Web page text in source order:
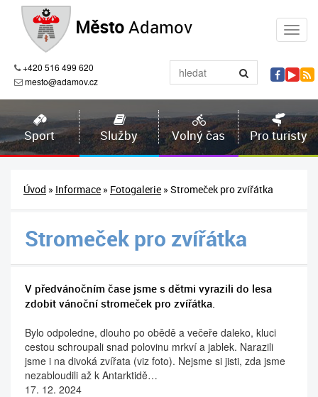
MěstoAdamov
+420 516 499 620
mesto@adamov.cz
Sport Služby Volný čas Pro turisty
Úvod » Informace » Fotogalerie » Stromeček pro zvířátka
Stromeček pro zvířátka
V předvánočním čase jsme s dětmi vyrazili do lesa
zdobit vánoční stromeček pro zvířátka.
Bylo odpoledne, dlouho po obědě a večeře daleko, kluci
cestou schroupali snad polovinu mrkví a jablek. Narazili
jsme i na divoká zvířata (viz foto). Nejsme si jisti, zda jsme
nezabloudili až k Antarktidě…
17. 12. 2024